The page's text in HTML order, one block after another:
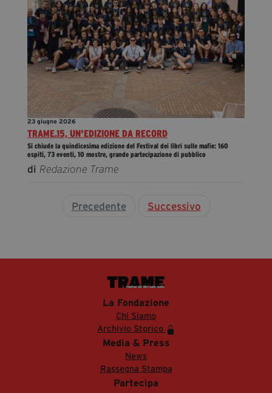
23 giugno 2026
TRAME.15, UN'EDIZIONE DA RECORD
Si chiude la quindicesima edizione del Festival dei libri sulle mafie: 160
ospiti, 73 eventi, 10 mostre, grande partecipazione di pubblico
di Redazione Trame
Precedente Successivo
La Fondazione
Chi Siamo
Archivio Storico
Media & Press
News
Rassegna Stampa
Partecipa